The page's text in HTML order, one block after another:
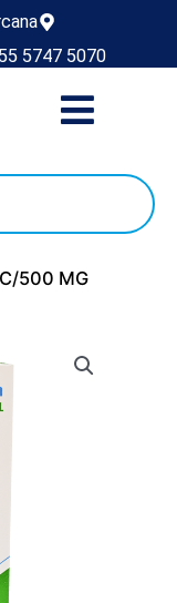
55 5747 5070
500 MG